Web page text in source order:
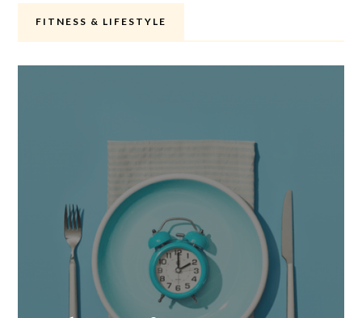
FITNESS & LIFESTYLE